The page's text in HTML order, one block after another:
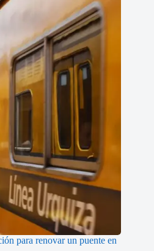
para renovar un puente en